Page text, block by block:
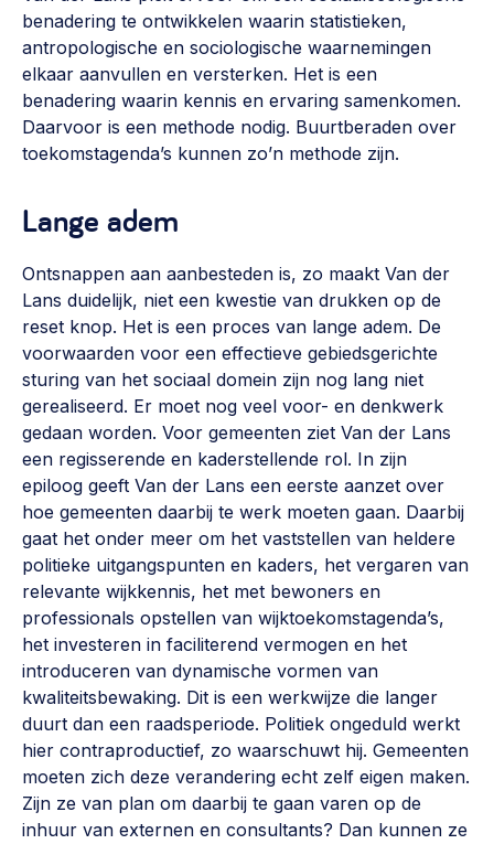
benadering te ontwikkelen waarin statistieken,
antropologische en sociologische waarnemingen
elkaar aanvullen en versterken. Het is een
benadering waarin kennis en ervaring samenkomen.
Daarvoor is een methode nodig. Buurtberaden over
toekomstagenda’s kunnen zo’n methode zijn.
Lange adem
Ontsnappen aan aanbesteden is, zo maakt Van der
Lans duidelijk, niet een kwestie van drukken op de
reset knop. Het is een proces van lange adem. De
voorwaarden voor een effectieve gebiedsgerichte
sturing van het sociaal domein zijn nog lang niet
gerealiseerd. Er moet nog veel voor- en denkwerk
gedaan worden. Voor gemeenten ziet Van der Lans
een regisserende en kaderstellende rol. In zijn
epiloog geeft Van der Lans een eerste aanzet over
hoe gemeenten daarbij te werk moeten gaan. Daarbij
gaat het onder meer om het vaststellen van heldere
politieke uitgangspunten en kaders, het vergaren van
relevante wijkkennis, het met bewoners en
professionals opstellen van wijktoekomstagenda’s,
het investeren in faciliterend vermogen en het
introduceren van dynamische vormen van
kwaliteitsbewaking. Dit is een werkwijze die langer
duurt dan een raadsperiode. Politiek ongeduld werkt
hier contraproductief, zo waarschuwt hij. Gemeenten
moeten zich deze verandering echt zelf eigen maken.
Zijn ze van plan om daarbij te gaan varen op de
inhuur van externen en consultants? Dan kunnen ze